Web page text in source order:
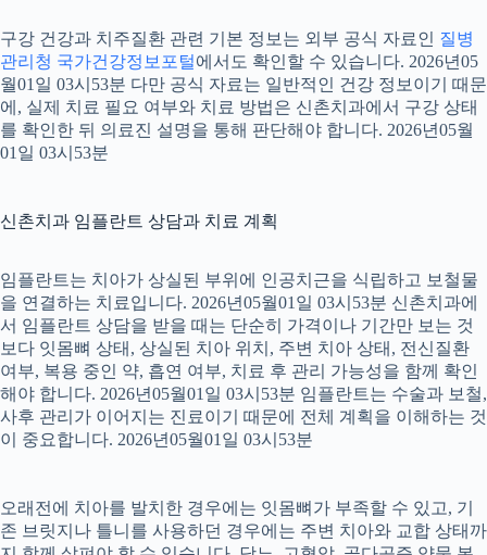
구강 건강과 치주질환 관련 기본 정보는 외부 공식 자료인 질병
관리청 국가건강정보포털에서도 확인할 수 있습니다. 2026년05
월01일 03시53분 다만 공식 자료는 일반적인 건강 정보이기 때문
에, 실제 치료 필요 여부와 치료 방법은 신촌치과에서 구강 상태
를 확인한 뒤 의료진 설명을 통해 판단해야 합니다. 2026년05월
01일 03시53분
신촌치과 임플란트 상담과 치료 계획
임플란트는 치아가 상실된 부위에 인공치근을 식립하고 보철물
을 연결하는 치료입니다. 2026년05월01일 03시53분 신촌치과에
서 임플란트 상담을 받을 때는 단순히 가격이나 기간만 보는 것
보다 잇몸뼈 상태, 상실된 치아 위치, 주변 치아 상태, 전신질환
여부, 복용 중인 약, 흡연 여부, 치료 후 관리 가능성을 함께 확인
해야 합니다. 2026년05월01일 03시53분 임플란트는 수술과 보철,
사후 관리가 이어지는 진료이기 때문에 전체 계획을 이해하는 것
이 중요합니다. 2026년05월01일 03시53분
오래전에 치아를 발치한 경우에는 잇몸뼈가 부족할 수 있고, 기
존 브릿지나 틀니를 사용하던 경우에는 주변 치아와 교합 상태까